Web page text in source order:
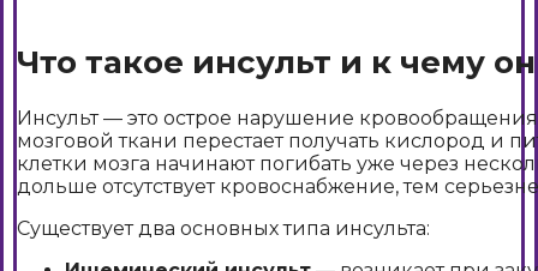
Что такое инсульт и к чему
Инсульт — это острое нарушение
мозговой ткани перестает получать кислород и
клетки мозга начинают погибать уже через
дольше отсутствует кровоснабжение, тем
Существует два основных типа инсульта: